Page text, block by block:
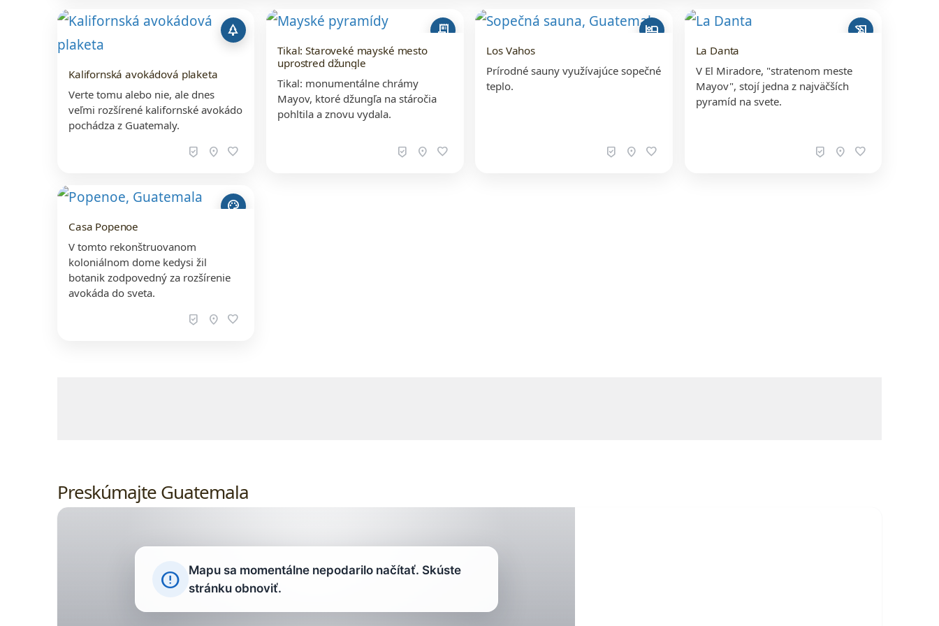
park
Kalifornská avokádová plaketa
Verte tomu alebo nie, ale dnes
veľmi rozšírené kalifornské avokádo
pochádza z Guatemaly.
beenhere location_on favorite
receipt_long
Tikal: Staroveké mayské mesto
uprostred džungle
Tikal: monumentálne chrámy
Mayov, ktoré džungľa na stáročia
pohltila a znovu vydala.
beenhere location_on favorite
hotel
Los Vahos
Prírodné sauny využívajúce sopečné
teplo.
beenhere location_on favorite
history_edu
La Danta
V El Miradore, "stratenom meste
Mayov", stojí jedna z najväčších
pyramíd na svete.
beenhere location_on favorite
palette
Casa Popenoe
V tomto rekonštruovanom
koloniálnom dome kedysi žil
botanik zodpovedný za rozšírenie
avokáda do sveta.
beenhere location_on favorite
Preskúmajte Guatemala
error_outline
Mapu sa momentálne nepodarilo načítať. Skúste
stránku obnoviť.